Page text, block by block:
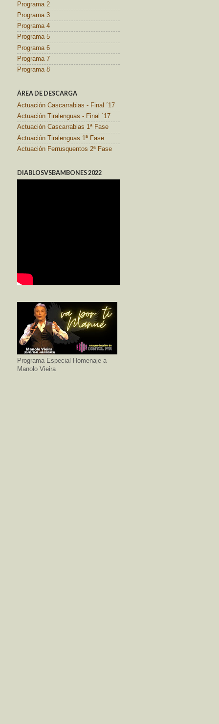
Programa 2
Programa 3
Programa 4
Programa 5
Programa 6
Programa 7
Programa 8
ÁREA DE DESCARGA
Actuación Cascarrabias - Final ´17
Actuación Tiralenguas - Final ´17
Actuación Cascarrabias 1ª Fase
Actuación Tiralenguas 1ª Fase
Actuación Ferrusquentos 2ª Fase
DIABLOSVSBAMBONES 2022
Programa Especial Homenaje a
Manolo Vieira